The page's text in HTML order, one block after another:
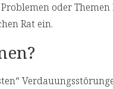
oder
Rat ein.